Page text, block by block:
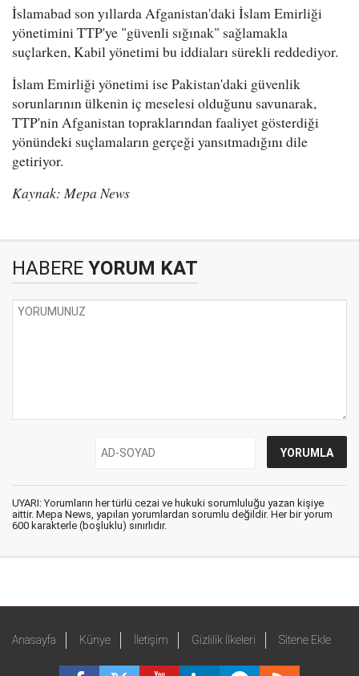
İslamabad son yıllarda Afganistan'daki İslam Emirliği
yönetimini TTP'ye "güvenli sığınak" sağlamakla
suçlarken, Kabil yönetimi bu iddiaları sürekli reddediyor.
İslam Emirliği yönetimi ise Pakistan'daki güvenlik
sorunlarının ülkenin iç meselesi olduğunu savunarak,
TTP'nin Afganistan topraklarından faaliyet gösterdiği
yönündeki suçlamaların gerçeği yansıtmadığını dile
getiriyor.
Kaynak: Mepa News
HABERE YORUM KAT
UYARI: Yorumların her türlü cezai ve hukuki sorumluluğu yazan kişiye
aittir. Mepa News, yapılan yorumlardan sorumlu değildir. Her bir yorum
600 karakterle (boşluklu) sınırlıdır.
Anasayfa Künye İletişim Gizlilik İlkeleri Sitene Ekle